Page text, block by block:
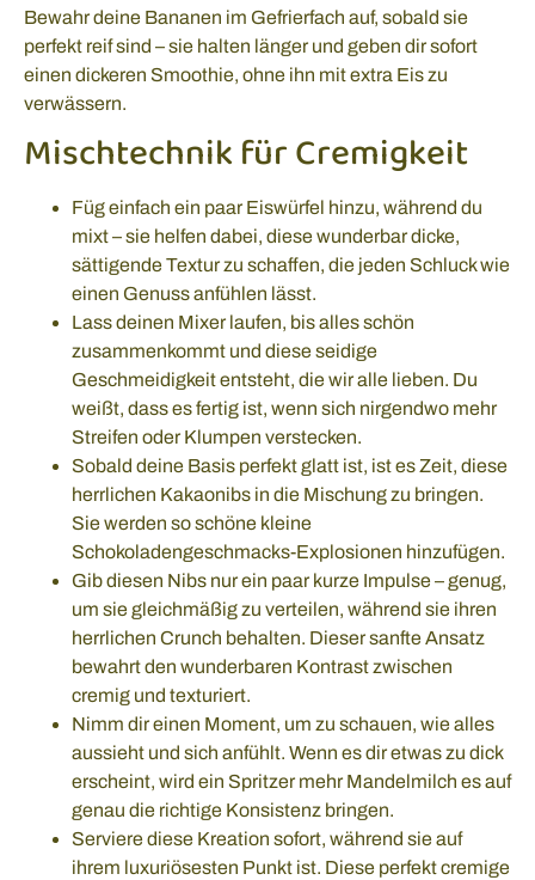
Bewahr deine Bananen im Gefrierfach auf, sobald sie
perfekt reif sind – sie halten länger und geben dir sofort
einen dickeren Smoothie, ohne ihn mit extra Eis zu
verwässern.
Mischtechnik für Cremigkeit
Füg einfach ein paar Eiswürfel hinzu, während du
mixt – sie helfen dabei, diese wunderbar dicke,
sättigende Textur zu schaffen, die jeden Schluck wie
einen Genuss anfühlen lässt.
Lass deinen Mixer laufen, bis alles schön
zusammenkommt und diese seidige
Geschmeidigkeit entsteht, die wir alle lieben. Du
weißt, dass es fertig ist, wenn sich nirgendwo mehr
Streifen oder Klumpen verstecken.
Sobald deine Basis perfekt glatt ist, ist es Zeit, diese
herrlichen Kakaonibs in die Mischung zu bringen.
Sie werden so schöne kleine
Schokoladengeschmacks-Explosionen hinzufügen.
Gib diesen Nibs nur ein paar kurze Impulse – genug,
um sie gleichmäßig zu verteilen, während sie ihren
herrlichen Crunch behalten. Dieser sanfte Ansatz
bewahrt den wunderbaren Kontrast zwischen
cremig und texturiert.
Nimm dir einen Moment, um zu schauen, wie alles
aussieht und sich anfühlt. Wenn es dir etwas zu dick
erscheint, wird ein Spritzer mehr Mandelmilch es auf
genau die richtige Konsistenz bringen.
Serviere diese Kreation sofort, während sie auf
ihrem luxuriösesten Punkt ist. Diese perfekt cremige